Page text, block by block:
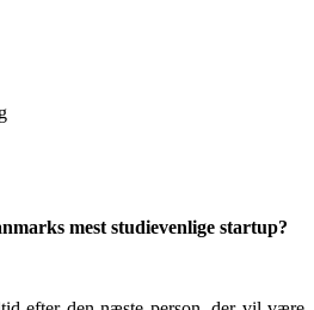
mest studievenlige startup?